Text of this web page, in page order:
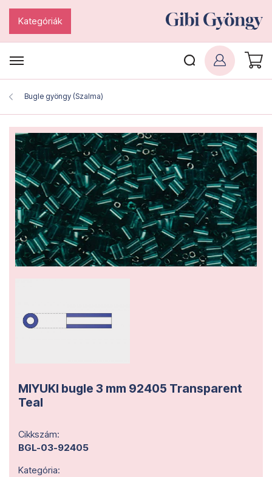
Kategóriák
Bugle gyöngy (Szalma)
MIYUKI bugle 3 mm 92405 Transparent
Teal
Cikkszám:
BGL-03-92405
Kategória: